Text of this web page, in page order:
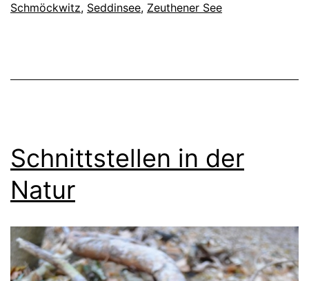
Schmöckwitz, Seddinsee, Zeuthener See
Schnittstellen in der
Natur